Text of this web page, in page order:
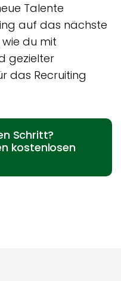
Talente
auf das nächste
wie du mit
gezielter
das Recruiting
Schritt?
kostenlosen